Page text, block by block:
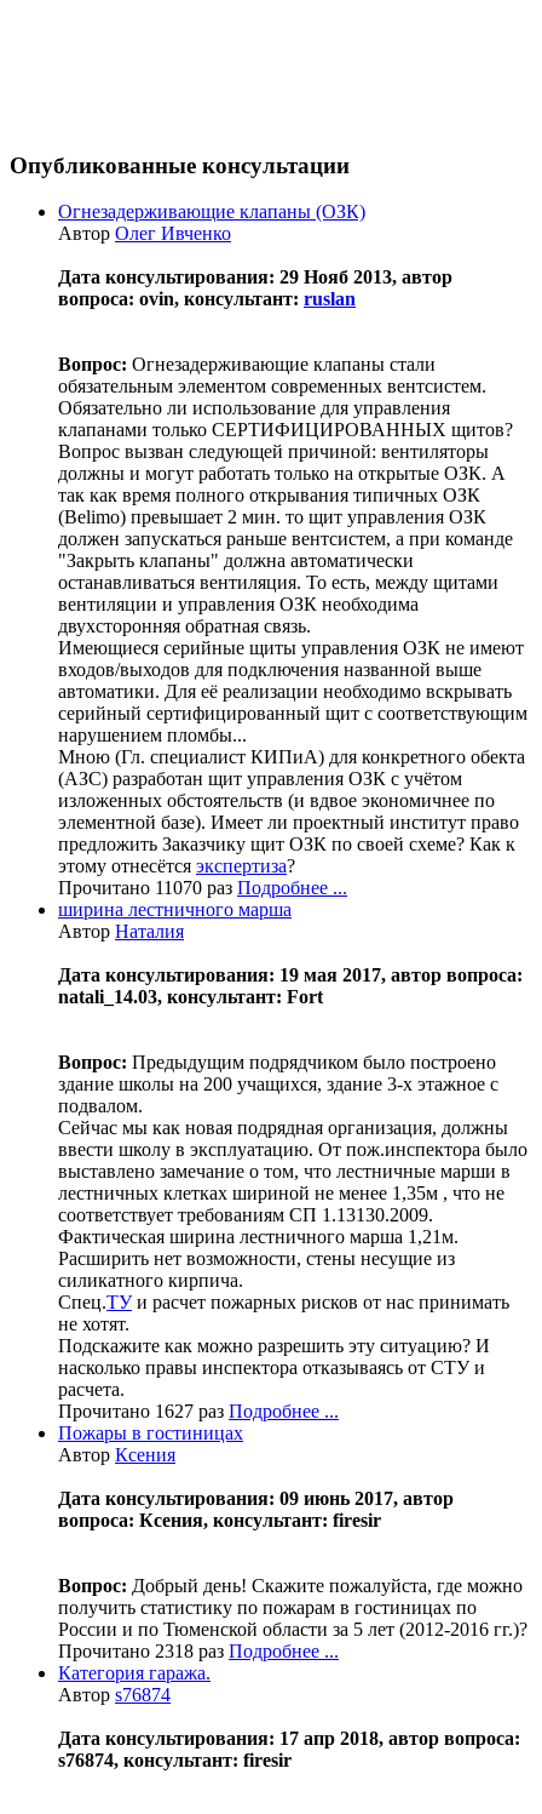
Опубликованные консультации
Огнезадерживающие клапаны (ОЗК)
Автор Олег Ивченко
Дата консультирования: 29 Нояб 2013, автор
вопроса: ovin, консультант: ruslan
Вопрос: Огнезадерживающие клапаны стали
обязательным элементом современных вентсистем.
Обязательно ли использование для управления
клапанами только СЕРТИФИЦИРОВАННЫХ щитов?
Вопрос вызван следующей причиной: вентиляторы
должны и могут работать только на открытые ОЗК. А
так как время полного открывания типичных ОЗК
(Belimo) превышает 2 мин. то щит управления ОЗК
должен запускаться раньше вентсистем, а при команде
"Закрыть клапаны" должна автоматически
останавливаться вентиляция. То есть, между щитами
вентиляции и управления ОЗК необходима
двухсторонняя обратная связь.
Имеющиеся серийные щиты управления ОЗК не имеют
входов/выходов для подключения названной выше
автоматики. Для её реализации необходимо вскрывать
серийный сертифицированный щит с соответствующим
нарушением пломбы...
Мною (Гл. специалист КИПиА) для конкретного обекта
(АЗС) разработан щит управления ОЗК с учётом
изложенных обстоятельств (и вдвое экономичнее по
элементной базе). Имеет ли проектный институт право
предложить Заказчику щит ОЗК по своей схеме? Как к
этому отнесётся экспертиза?
Прочитано 11070 раз Подробнее ...
ширина лестничного марша
Автор Наталия
Дата консультирования: 19 мая 2017, автор вопроса:
natali_14.03, консультант: Fort
Вопрос: Предыдущим подрядчиком было построено
здание школы на 200 учащихся, здание 3-х этажное с
подвалом.
Сейчас мы как новая подрядная организация, должны
ввести школу в эксплуатацию. От пож.инспектора было
выставлено замечание о том, что лестничные марши в
лестничных клетках шириной не менее 1,35м , что не
соответствует требованиям СП 1.13130.2009.
Фактическая ширина лестничного марша 1,21м.
Расширить нет возможности, стены несущие из
силикатного кирпича.
Спец.ТУи расчет пожарных рисков от нас принимать
не хотят.
Подскажите как можно разрешить эту ситуацию? И
насколько правы инспектора отказываясь от СТУ и
расчета.
Прочитано 1627 раз Подробнее ...
Пожары в гостиницах
Автор Ксения
Дата консультирования: 09 июнь 2017, автор
вопроса: Ксения, консультант: firesir
Вопрос: Добрый день! Скажите пожалуйста, где можно
получить статистику по пожарам в гостиницах по
России и по Тюменской области за 5 лет (2012-2016 гг.)?
Прочитано 2318 раз Подробнее ...
Категория гаража.
Автор s76874
Дата консультирования: 17 апр 2018, автор вопроса:
s76874, консультант: firesir